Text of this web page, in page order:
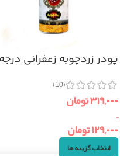
پودر زردچوبه زعفرانی درجه
(10)
۳۱۹,۰۰۰تومان
–
۱۲۹,۰۰۰تومان
انتخاب گزینه ها